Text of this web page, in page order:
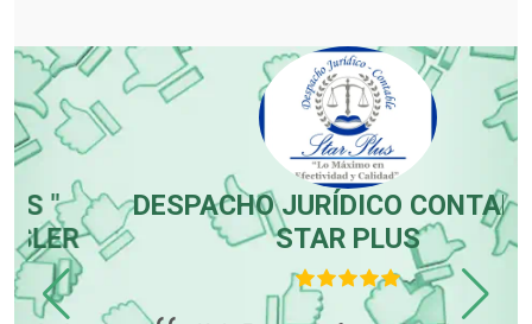
DESPACHO JURÍDICO CONTABLE -
STAR PLUS